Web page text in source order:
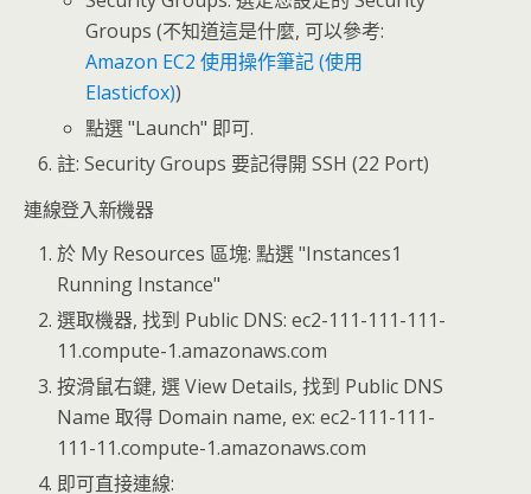
Groups (不知道這是什麼, 可以參考:
Amazon EC2 使用操作筆記 (使用
Elasticfox))
點選 "Launch" 即可.
註: Security Groups 要記得開 SSH (22 Port)
連線登入新機器
於 My Resources 區塊: 點選 "Instances1
Running Instance"
選取機器, 找到 Public DNS: ec2-111-111-111-
11.compute-1.amazonaws.com
按滑鼠右鍵, 選 View Details, 找到 Public DNS
Name 取得 Domain name, ex: ec2-111-111-
111-11.compute-1.amazonaws.com
即可直接連線: